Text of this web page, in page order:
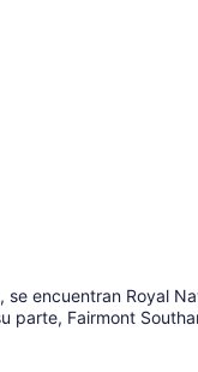
encuentran Royal
parte, Fairmont